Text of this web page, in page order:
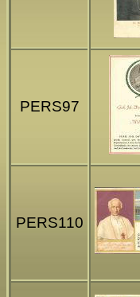
PERS97
PERS110